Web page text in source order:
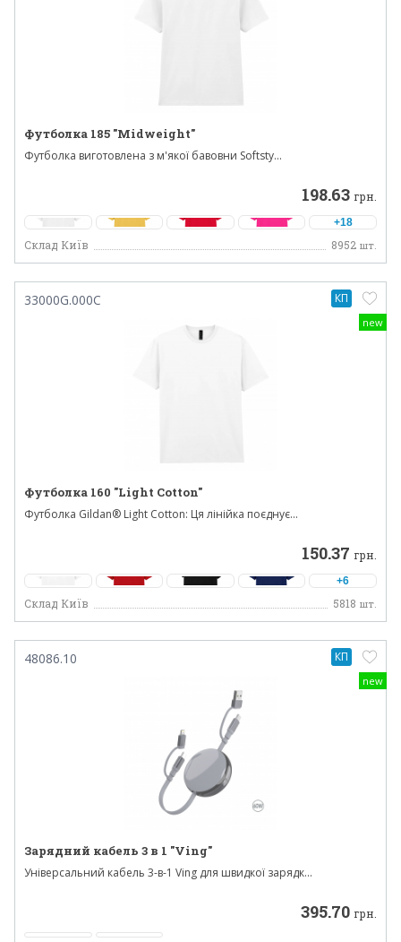
Футболка 185 "Midweight"
Футболка виготовлена з м'якої бавовни Softsty...
198.63 грн.
+18
Склад Київ 8952 шт.
new
33000G.000C
Футболка 160 "Light Cotton"
Футболка Gildan® Light Cotton: Ця лінійка поєднує...
150.37 грн.
+6
Склад Київ 5818 шт.
КП
new
48086.10
Зарядний кабель 3 в 1 "Ving"
Універсальний кабель 3-в-1 Ving для швидкої зарядк...
395.70 грн.
КП